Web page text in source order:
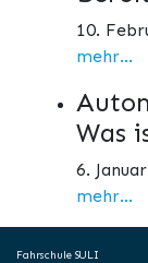
10.
mehr...
Was
6.
mehr...
Fahrschule SULI